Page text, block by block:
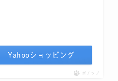
Yahooショッピング
ポチップ